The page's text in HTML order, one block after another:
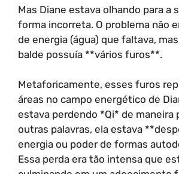
Mas Diane estava olhando para a
forma incorreta. O problema não
de energia (água) que faltava,
balde possuía **vários furos**.
Metaforicamente, esses furos
áreas no campo energético de
estava perdendo *Qi* de maneira
outras palavras, ela estava
energia ou poder de formas
Essa perda era tão intensa que